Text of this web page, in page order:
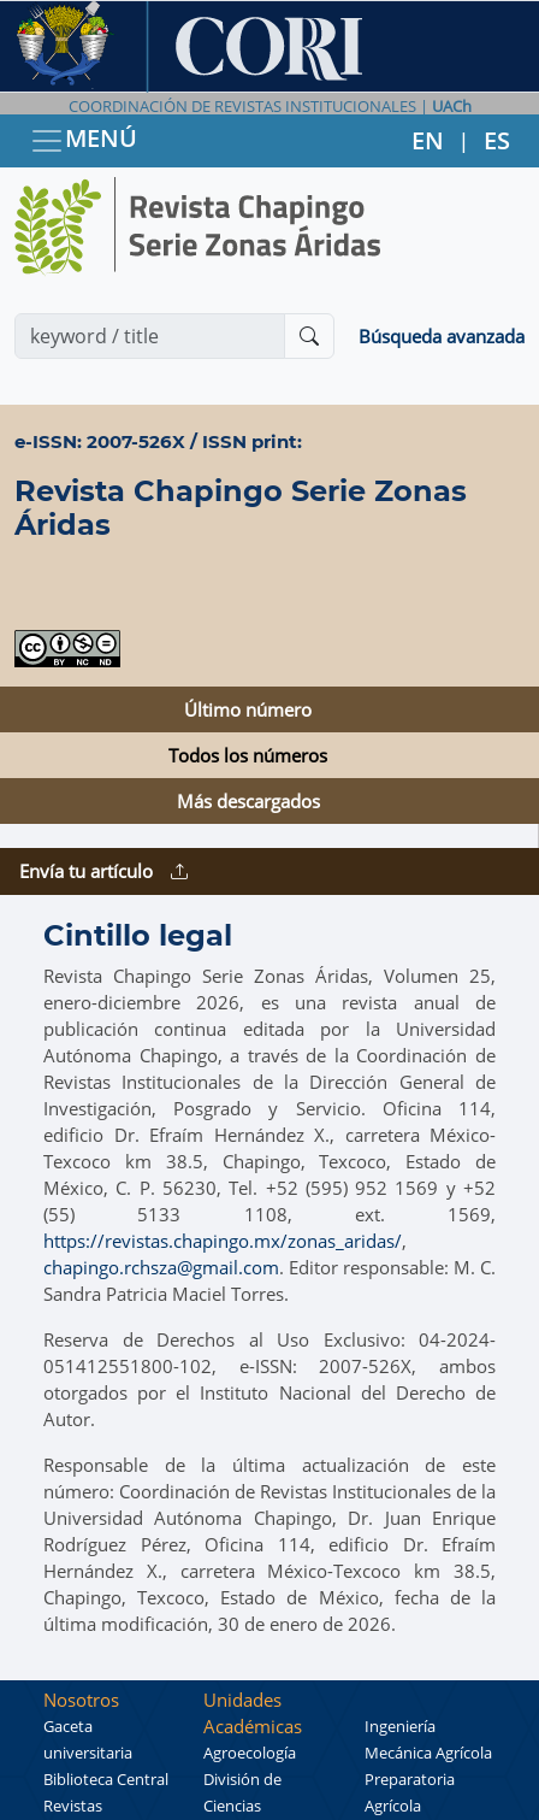
COORDINACIÓN DE REVISTAS INSTITUCIONALES | UACh
MENÚ EN | ES
Búsqueda avanzada
e-ISSN: 2007-526X / ISSN print:
Revista Chapingo Serie Zonas
Áridas
Último número
Todos los números
Más descargados
Envía tu artículo
Cintillo legal
Revista Chapingo Serie Zonas Áridas, Volumen 25,
enero-diciembre 2026, es una revista anual de
publicación continua editada por la Universidad
Autónoma Chapingo, a través de la Coordinación de
Revistas Institucionales de la Dirección General de
Investigación, Posgrado y Servicio. Oficina 114,
edificio Dr. Efraím Hernández X., carretera México-
Texcoco km 38.5, Chapingo, Texcoco, Estado de
México, C. P. 56230, Tel. +52 (595) 952 1569 y +52
(55) 5133 1108, ext. 1569,
https://revistas.chapingo.mx/zonas_aridas/,
chapingo.rchsza@gmail.com. Editor responsable: M. C.
Sandra Patricia Maciel Torres.
Reserva de Derechos al Uso Exclusivo: 04-2024-
051412551800-102, e-ISSN: 2007-526X, ambos
otorgados por el Instituto Nacional del Derecho de
Autor.
Responsable de la última actualización de este
número: Coordinación de Revistas Institucionales de la
Universidad Autónoma Chapingo, Dr. Juan Enrique
Rodríguez Pérez, Oficina 114, edificio Dr. Efraím
Hernández X., carretera México-Texcoco km 38.5,
Chapingo, Texcoco, Estado de México, fecha de la
última modificación, 30 de enero de 2026.
Nosotros
Gaceta
universitaria
Biblioteca Central
Revistas
Unidades
Académicas
Agroecología
División de
Ciencias
Ingeniería
Mecánica Agrícola
Preparatoria
Agrícola